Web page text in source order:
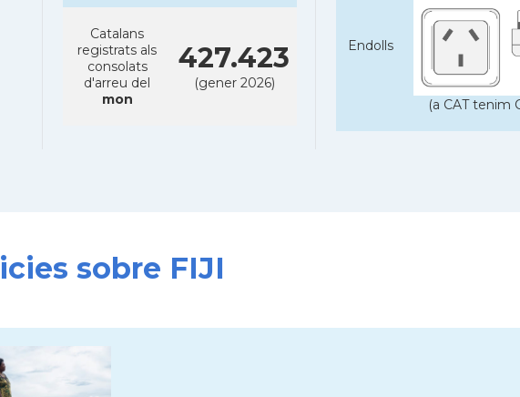
Catalans
registrats als
consolats
d'arreu del
mon
427.423
(gener 2026)
Endolls
(a CAT tenim
sobre FIJI